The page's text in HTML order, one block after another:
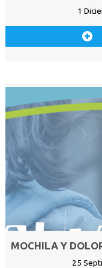
1
MOCHILA Y
25